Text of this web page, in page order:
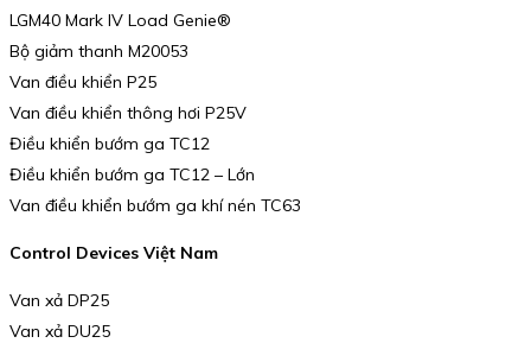
LGM40 Mark IV Load Genie®
Bộ giảm thanh M20053
Van điều khiển P25
Van điều khiển thông hơi P25V
Điều khiển bướm ga TC12
Điều khiển bướm ga TC12 – Lớn
Van điều khiển bướm ga khí nén TC63
Control Devices Việt Nam
Van xả DP25
Van xả DU25